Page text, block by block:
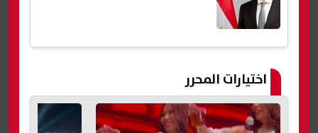
اختيارات المحرر